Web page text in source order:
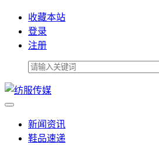
收藏本站
登录
注册
新闻资讯
鞋品速递